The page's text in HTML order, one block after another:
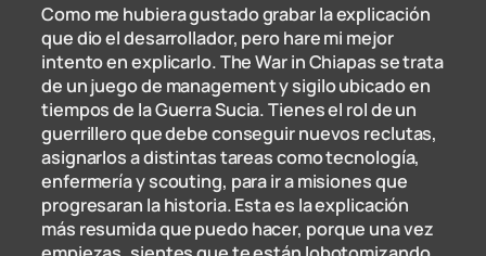
Como me hubiera gustado grabar la explicación
que dio el desarrollador, pero hare mi mejor
intento en explicarlo. The War in Chiapas se trata
de un juego de management y sigilo ubicado en
tiempos de la Guerra Sucia. Tienes el rol de un
guerrillero que debe conseguir nuevos reclutas,
asignarlos a distintas tareas como tecnología,
enfermería y scouting, para ir a misiones que
progresaran la historia. Esta es la explicación
más resumida que puedo hacer, porque una vez